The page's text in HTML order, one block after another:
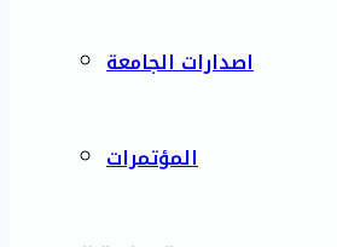
اصدارات الجامعة
المؤتمرات